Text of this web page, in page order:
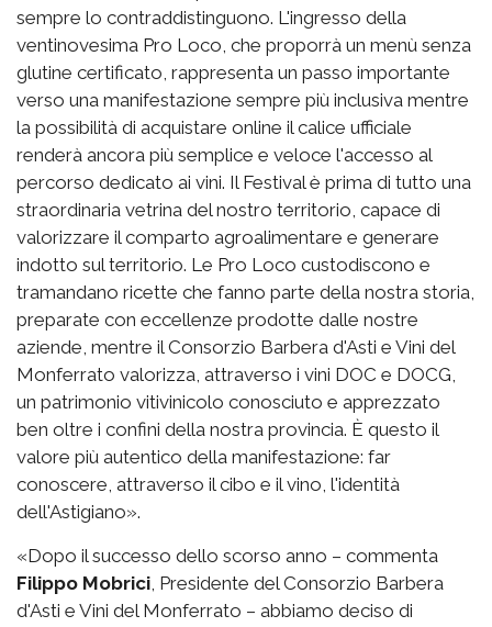
sempre lo contraddistinguono. L'ingresso della
ventinovesima Pro Loco, che proporrà un menù senza
glutine certificato, rappresenta un passo importante
verso una manifestazione sempre più inclusiva mentre
la possibilità di acquistare online il calice ufficiale
renderà ancora più semplice e veloce l'accesso al
percorso dedicato ai vini. Il Festival è prima di tutto una
straordinaria vetrina del nostro territorio, capace di
valorizzare il comparto agroalimentare e generare
indotto sul territorio. Le Pro Loco custodiscono e
tramandano ricette che fanno parte della nostra storia,
preparate con eccellenze prodotte dalle nostre
aziende, mentre il Consorzio Barbera d'Asti e Vini del
Monferrato valorizza, attraverso i vini DOC e DOCG,
un patrimonio vitivinicolo conosciuto e apprezzato
ben oltre i confini della nostra provincia. È questo il
valore più autentico della manifestazione: far
conoscere, attraverso il cibo e il vino, l'identità
dell'Astigiano».
«Dopo il successo dello scorso anno – commenta
Filippo Mobrici, Presidente del Consorzio Barbera
d'Asti e Vini del Monferrato – abbiamo deciso di